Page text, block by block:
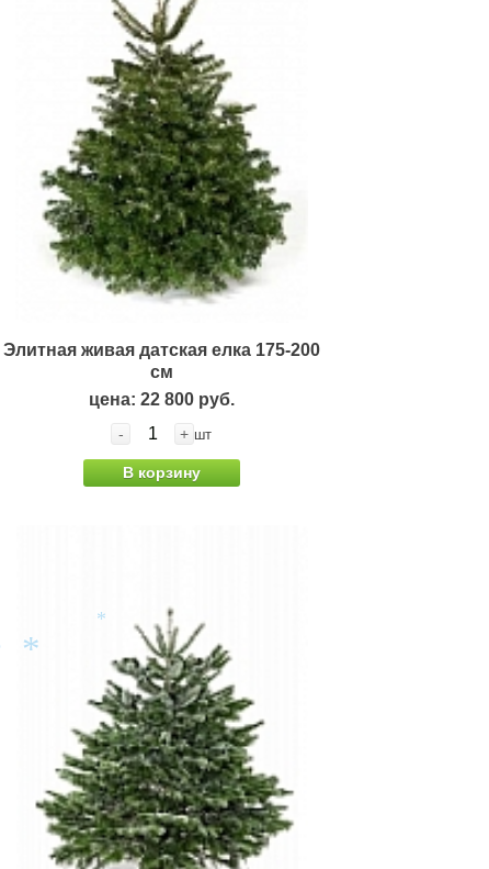
*
Элитная живая датская елка 175-200
см
цена: 22 800 руб.
- + шт
В корзину